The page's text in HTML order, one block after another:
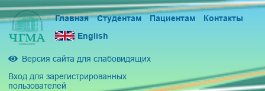
Главная Студентам Пациентам
Контакты
English
Версия сайта для слабовидящих
Вход для зарегистрированных
пользователей